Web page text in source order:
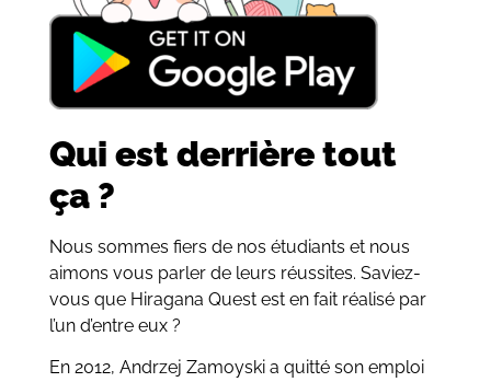
Qui est derrière tout
ça ?
Nous sommes fiers de nos étudiants et nous
aimons vous parler de leurs réussites. Saviez-
vous que Hiragana Quest est en fait réalisé par
l’un d’entre eux ?
En 2012, Andrzej Zamoyski a quitté son emploi